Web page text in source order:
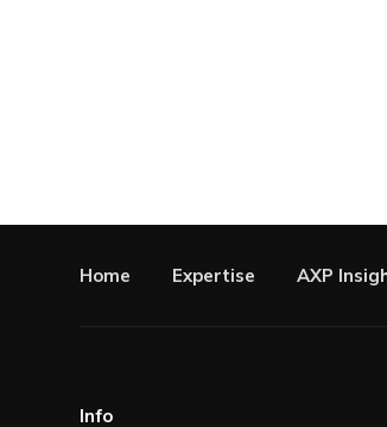
Home Expertise AXP
Info